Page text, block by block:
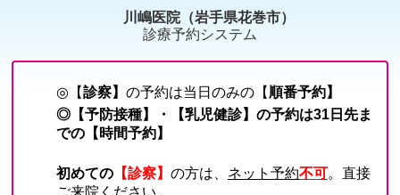
川嶋医院（岩手県花巻市）
診療予約システム